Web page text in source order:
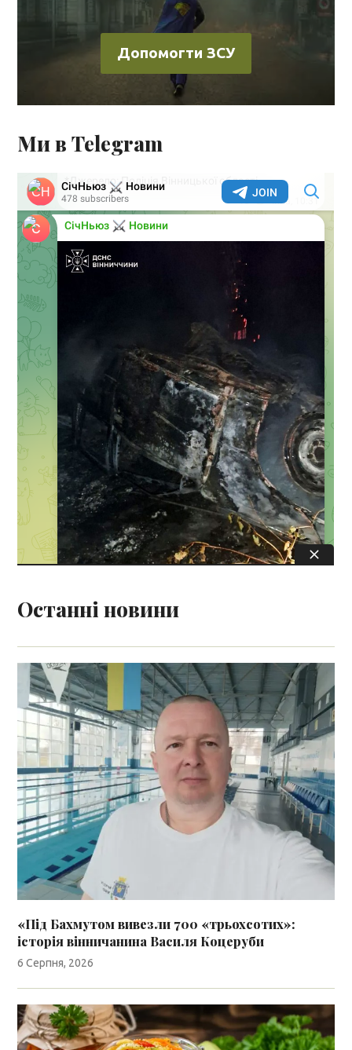
Допомогти ЗСУ
Ми в Telegram
Останні новини
«Під Бахмутом вивезли 700 «трьохсотих»:
історія вінничанина Василя Коцеруби
6 Серпня, 2026